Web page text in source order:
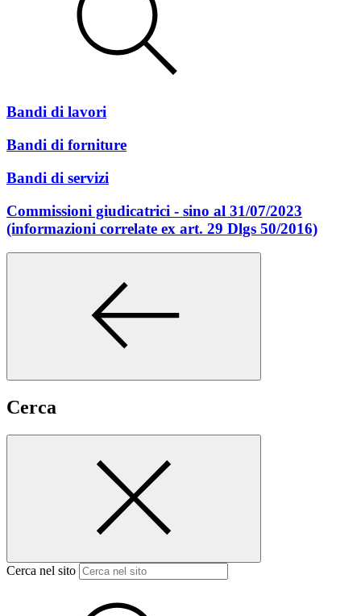
Bandi di lavori
Bandi di forniture
Bandi di servizi
Commissioni giudicatrici - sino al 31/07/2023
(informazioni correlate ex art. 29 Dlgs 50/2016)
Cerca
Cerca nel sito